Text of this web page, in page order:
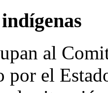
al
por el